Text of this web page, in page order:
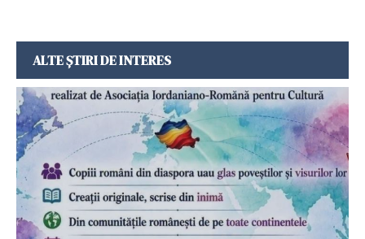
ALTE ȘTIRI DE INTERES